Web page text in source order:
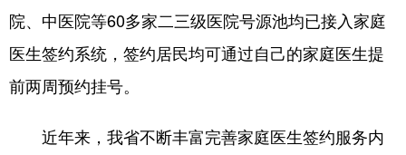
院、中医院等60多家二三级医院号源池均已接入家庭
医生签约系统，签约居民均可通过自己的家庭医生提
前两周预约挂号。
近年来，我省不断丰富完善家庭医生签约服务内